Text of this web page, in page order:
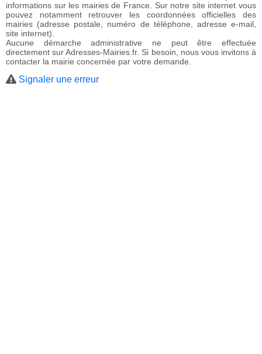
informations sur les mairies de France. Sur notre site internet vous
pouvez notamment retrouver les coordonnées officielles des
mairies (adresse postale, numéro de téléphone, adresse e-mail,
site internet).
Aucune démarche administrative ne peut être effectuée
directement sur Adresses-Mairies.fr. Si besoin, nous vous invitons à
contacter la mairie concernée par votre demande.
Signaler une erreur